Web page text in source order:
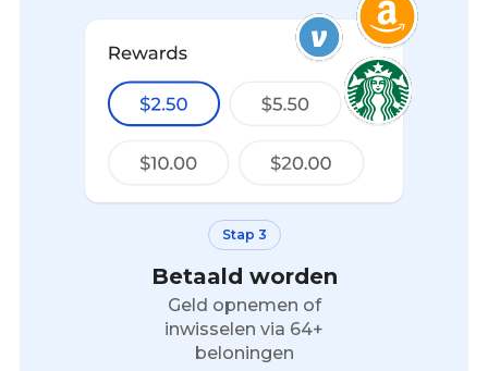
Stap 3
Betaald worden
Geld opnemen of
inwisselen via 64+
beloningen